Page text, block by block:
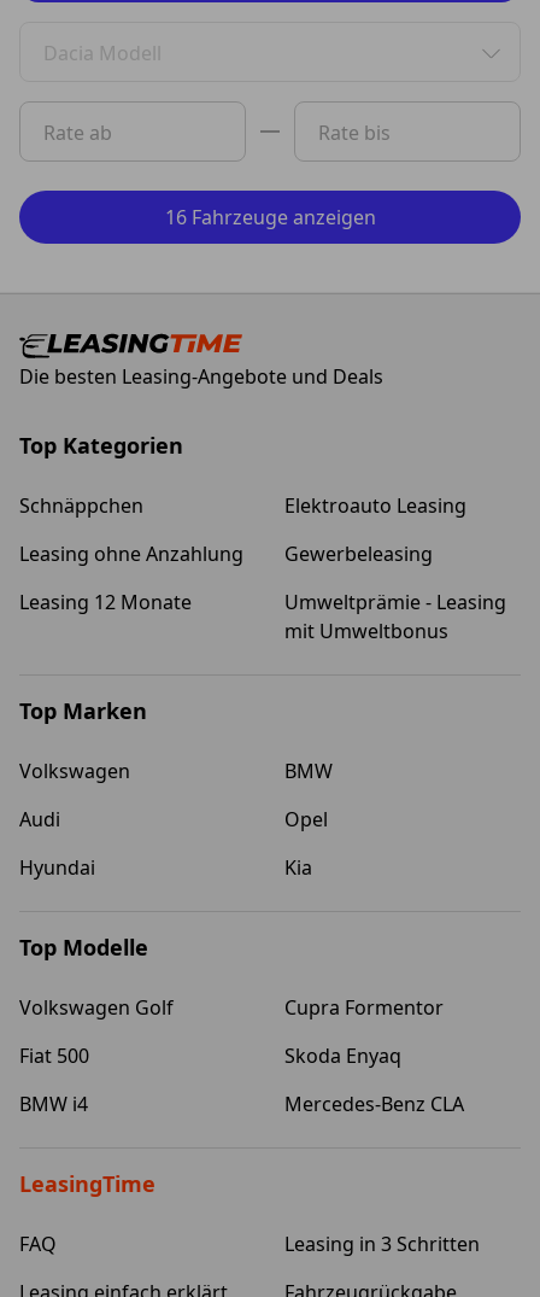
Dacia Modell
0 Vorschläge gefunden. Benutzen Sie die Pfeil-nach-
Rate ab
Rate bis
16 Fahrzeuge anzeigen
Die besten Leasing-Angebote und Deals
Top Kategorien
Schnäppchen
Elektroauto Leasing
Leasing ohne Anzahlung
Gewerbeleasing
Leasing 12 Monate
Umweltprämie - Leasing
mit Umweltbonus
Top Marken
Volkswagen
BMW
Audi
Opel
Hyundai
Kia
Top Modelle
Volkswagen Golf
Cupra Formentor
Fiat 500
Skoda Enyaq
BMW i4
Mercedes-Benz CLA
LeasingTime
FAQ
Leasing in 3 Schritten